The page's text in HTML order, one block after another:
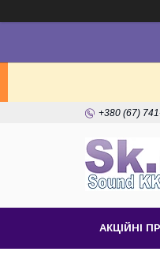
+380 (67)
АКЦІЙНІ